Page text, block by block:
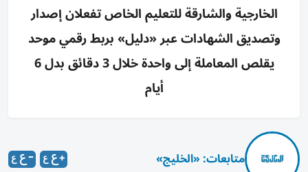
الخارجية والشارقة للتعليم الخاص تفعلان إصدار
وتصديق الشهادات عبر «دليل» بربط رقمي موحد
يقلص المعاملة إلى واحدة خلال 3 دقائق بدل 6
أيام
متابعات: «الخليج»